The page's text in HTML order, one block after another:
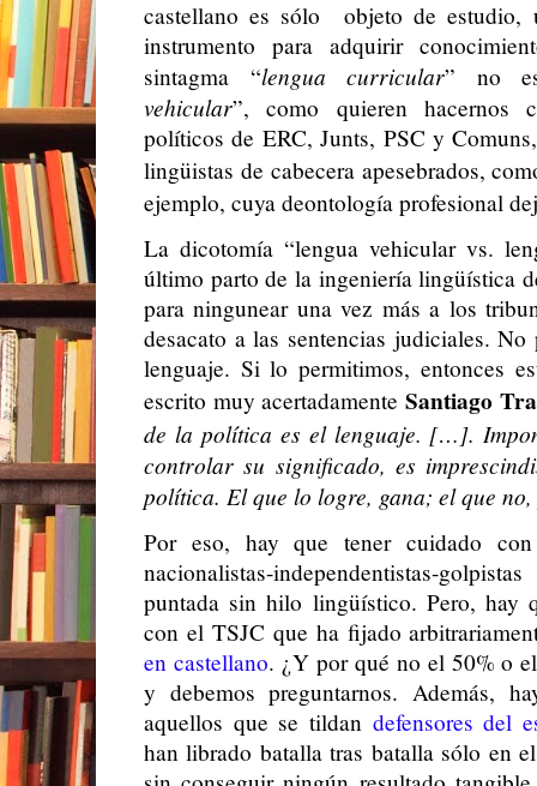
castellano es sólo
objeto de
instrumento para adquirir
sintagma “lengua curricular” no
vehicular”, como quieren hacernos
políticos de ERC, Junts, PSC y
lingüistas de cabecera apesebrados,
ejemplo, cuya deontología profesional
La dicotomía “lengua vehicular vs.
último parto de la ingeniería lingüística
para ningunear una vez más a los
desacato a las sentencias judiciales.
lenguaje. Si lo permitimos, entonces
escrito muy acertadamenteSantiago
de la política es el lenguaje. […].
controlar su significado, es
política. El que lo logre, gana; el que
Por eso, hay que tener cuidado
nacionalistas-independentistas-
puntada sin hilo lingüístico. Pero, hay
con el TSJC que ha fijado
en castellano. ¿Y por qué no el 50% o
y debemos preguntarnos. Además,
aquellos que se tildan defensores del
han librado batalla tras batalla sólo en